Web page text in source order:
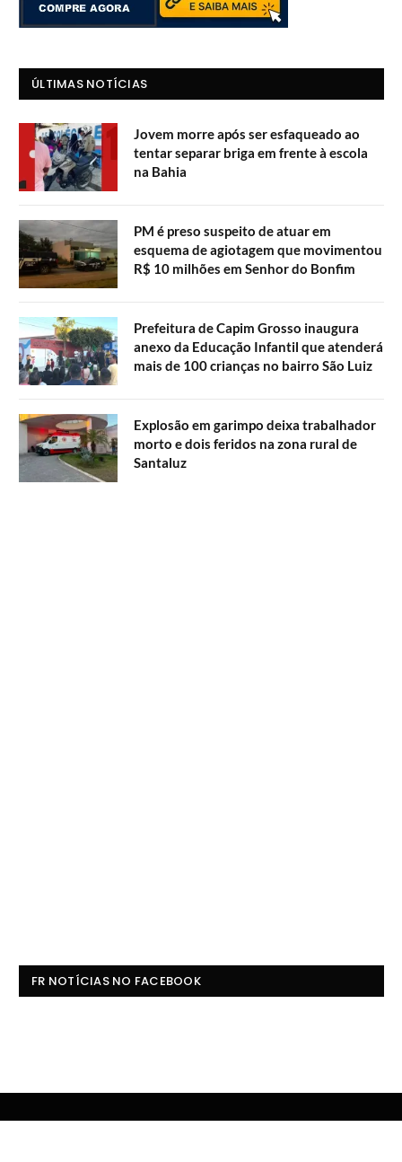
ÚLTIMAS NOTÍCIAS
Jovem morre após ser esfaqueado ao
tentar separar briga em frente à escola
na Bahia
PM é preso suspeito de atuar em
esquema de agiotagem que movimentou
R$ 10 milhões em Senhor do Bonfim
Prefeitura de Capim Grosso inaugura
anexo da Educação Infantil que atenderá
mais de 100 crianças no bairro São Luiz
Explosão em garimpo deixa trabalhador
morto e dois feridos na zona rural de
Santaluz
FR NOTÍCIAS NO FACEBOOK